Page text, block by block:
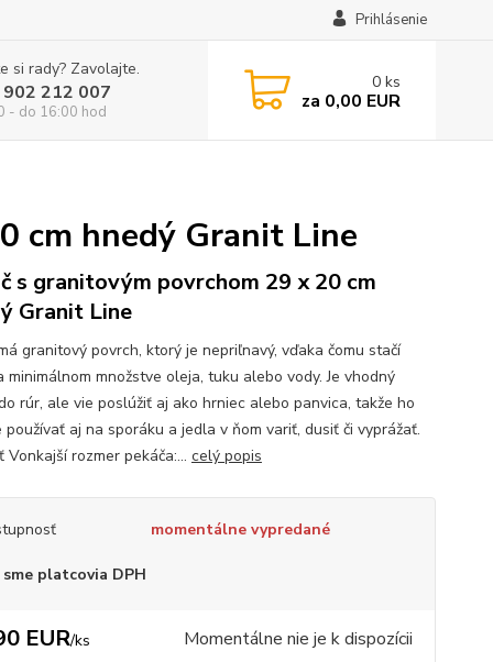
Prihlásenie
si rady? Zavolajte.
212 007
- do 16:00 hod
0 ks
za 0,00 EUR
cm hnedý Granit Line
s granitovým povrchom 29 x 20 cm
Granit Line
granitový povrch, ktorý je nepriľnavý, vďaka čomu stačí
minimálnom množstve oleja, tuku alebo vody. Je vhodný
rúr, ale vie poslúžiť aj ako hrniec alebo panvica, takže ho
používať aj na sporáku a jedla v ňom variť, dusiť či vyprážať.
Vonkajší rozmer pekáča:... celý popis
momentálne vypredané
sme platcovia DPH
EUR/ks Momentálne nie je k dispozícii